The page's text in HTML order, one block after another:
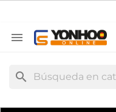

search